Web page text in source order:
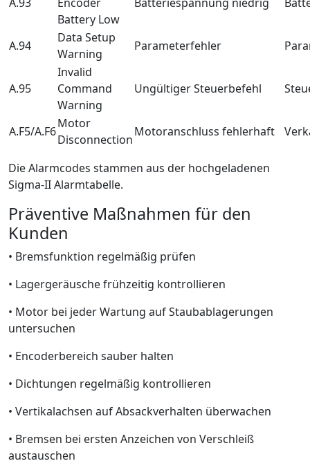
Battery Low
A.94
Data Setup
Warning
Parameterfehler
A.95
Invalid
Command
Warning
Ungültiger Steuerbefehl
A.F5/A.F6
Motor
Disconnection
Motoranschluss fehlerhaft
Die Alarmcodes stammen aus der hochgeladenen
Sigma-II Alarmtabelle.
Präventive Maßnahmen für den
Kunden
• Bremsfunktion regelmäßig prüfen
• Lagergeräusche frühzeitig kontrollieren
• Motor bei jeder Wartung auf Staubablagerungen
untersuchen
• Encoderbereich sauber halten
• Dichtungen regelmäßig kontrollieren
• Vertikalachsen auf Absackverhalten überwachen
• Bremsen bei ersten Anzeichen von Verschleiß
austauschen